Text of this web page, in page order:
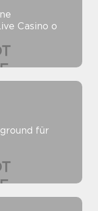
Casino o
für